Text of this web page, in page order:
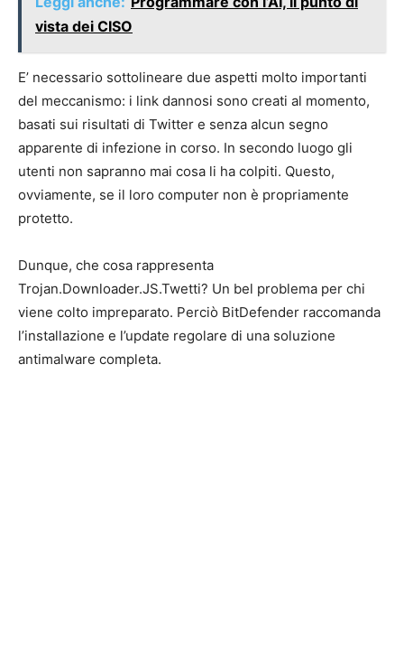
vista dei CISO
E’ necessario sottolineare due aspetti molto importanti
del meccanismo: i link dannosi sono creati al momento,
basati sui risultati di Twitter e senza alcun segno
apparente di infezione in corso. In secondo luogo gli
utenti non sapranno mai cosa li ha colpiti. Questo,
ovviamente, se il loro computer non è propriamente
protetto.
Dunque, che cosa rappresenta
Trojan.Downloader.JS.Twetti? Un bel problema per chi
viene colto impreparato. Perciò BitDefender raccomanda
l’installazione e l’update regolare di una soluzione
antimalware completa.